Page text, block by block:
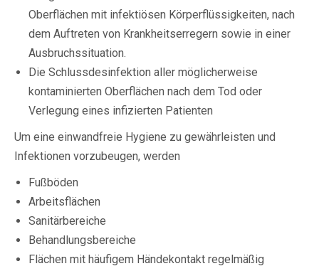
Oberflächen mit infektiösen Körperflüssigkeiten, nach
dem Auftreten von Krankheitserregern sowie in einer
Ausbruchssituation.
Die Schlussdesinfektion aller möglicherweise
kontaminierten Oberflächen nach dem Tod oder
Verlegung eines infizierten Patienten
Um eine einwandfreie Hygiene zu gewährleisten und
Infektionen vorzubeugen, werden
Fußböden
Arbeitsflächen
Sanitärbereiche
Behandlungsbereiche
Flächen mit häufigem Händekontakt regelmäßig